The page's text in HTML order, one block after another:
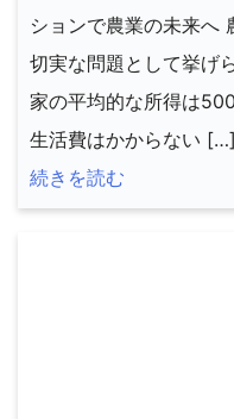
ションで農業の未来へ
切実な問題として挙げ
家の平均的な所得は
生活費はかからない […]
続きを読む